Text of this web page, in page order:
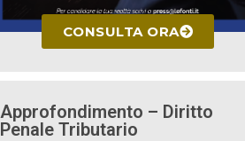
CONSULTA ORA
Approfondimento – Diritto
Penale Tributario